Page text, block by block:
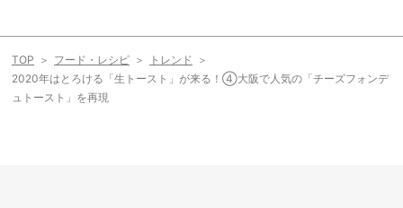
TOP フード・レシピ
トレンド
2020年はとろける「生トースト」が来る！④大阪で人気の「チーズフォンデ
ュトースト」を再現